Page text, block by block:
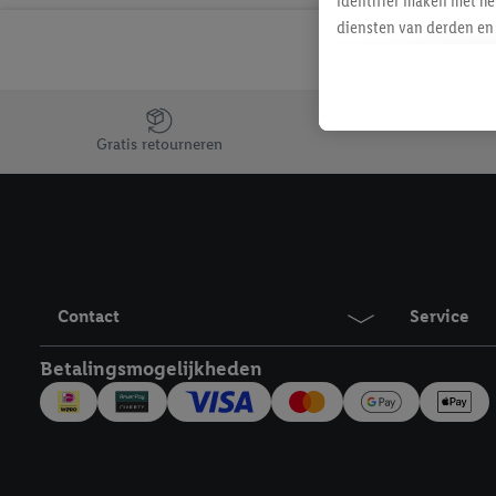
Jouw voordelen bij ons als Lidl webshop klant
Gratis retourneren
Contact Service
Betalingsmogelijkheden
diensten van derden
Als je hiervoor
eerder interesse hebt
maar het niet te
mailadres en met
Onder "Aanpassen"
Door te klikken op
technieken worden
inclusief over de
trekken, vind je in onze
over de cookies die